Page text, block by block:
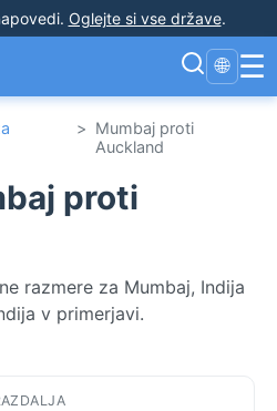
. Oglejte si vse države.
🌐 ☰
> Mumbaj proti
Auckland
proti
razmere za Mumbaj, Indija
v primerjavi.